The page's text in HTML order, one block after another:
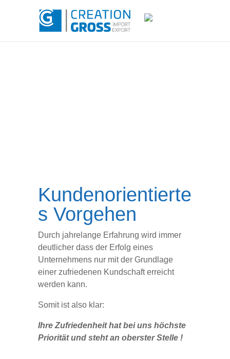
Kundenorientierte
s Vorgehen
Durch jahrelange Erfahrung wird immer
deutlicher dass der Erfolg eines
Unternehmens nur mit der Grundlage
einer zufriedenen Kundschaft erreicht
werden kann.
Somit ist also klar:
Ihre Zufriedenheit hat bei uns höchste
Priorität und steht an oberster Stelle !